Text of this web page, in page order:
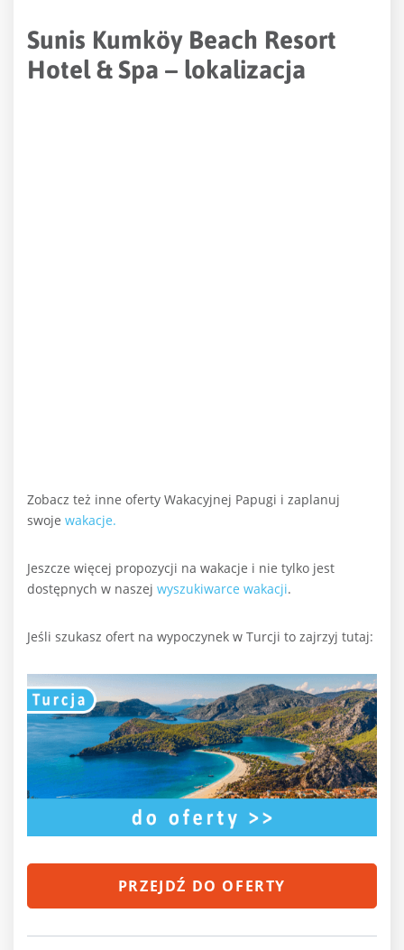
Sunis Kumköy Beach Resort
Hotel & Spa – lokalizacja
Zobacz też inne oferty Wakacyjnej Papugi i zaplanuj
swoje wakacje.
Jeszcze więcej propozycji na wakacje i nie tylko jest
dostępnych w naszej wyszukiwarce wakacji.
Jeśli szukasz ofert na wypoczynek w Turcji to zajrzyj tutaj:
PRZEJDŹ DO OFERTY